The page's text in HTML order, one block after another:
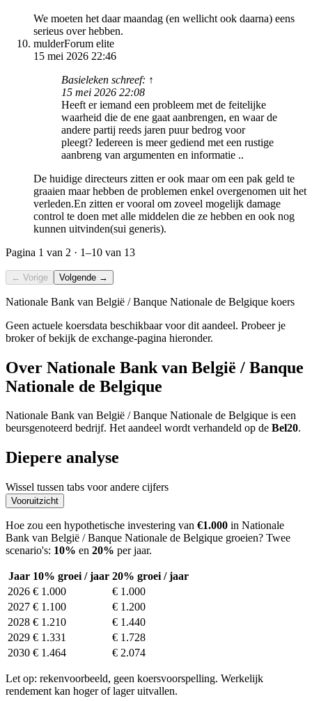
We moeten het daar maandag (en wellicht ook daarna) eens
serieus over hebben.
mulderForum elite
15 mei 2026 22:46
Basieleken schreef: ↑
15 mei 2026 22:08
Heeft er iemand een probleem met de feitelijke
waarheid die de ene gaat aanbrengen, en waar de
andere partij reeds jaren puur bedrog voor
pleegt? Iedereen is meer gediend met een rustige
aanbreng van argumenten en informatie ..
De huidige directeurs zitten er ook maar om een pak geld te
graaien maar hebben de problemen enkel overgenomen uit het
verleden.En zitten er vooral om zoveel mogelijk damage
control te doen met alle middelen die ze hebben en ook nog
kunnen uitvinden(sui generis).
Pagina 1 van 2 · 1–10 van 13
← Vorige Volgende →
Nationale Bank van België / Banque Nationale de Belgique koers
Geen actuele koersdata beschikbaar voor dit aandeel. Probeer je
broker of bekijk de exchange-pagina hieronder.
Over Nationale Bank van België / Banque
Nationale de Belgique
Nationale Bank van België / Banque Nationale de Belgique is een
beursgenoteerd bedrijf. Het aandeel wordt verhandeld op de Bel20.
Diepere analyse
Wissel tussen tabs voor andere cijfers
Vooruitzicht
Hoe zou een hypothetische investering van €1.000 in Nationale
Bank van België / Banque Nationale de Belgique groeien? Twee
scenario's: 10% en 20% per jaar.
Jaar 10% groei / jaar 20% groei / jaar
2026 € 1.000
€ 1.000
2027 € 1.100
€ 1.200
2028 € 1.210
€ 1.440
2029 € 1.331
€ 1.728
2030 € 1.464 € 2.074
Let op: rekenvoorbeeld, geen koersvoorspelling. Werkelijk
rendement kan hoger of lager uitvallen.